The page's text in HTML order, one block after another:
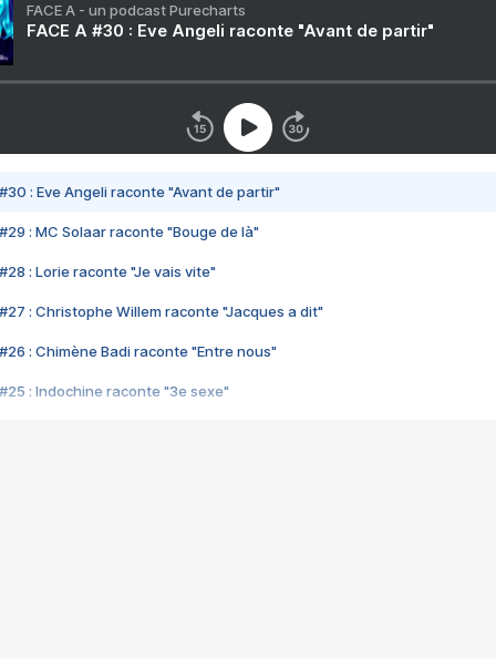
FACE A - un podcast Purecharts
FACE A #30 : Eve Angeli raconte "Avant de partir"
#30 : Eve Angeli raconte "Avant de partir"
#29 : MC Solaar raconte "Bouge de là"
#28 : Lorie raconte "Je vais vite"
#27 : Christophe Willem raconte "Jacques a dit"
#26 : Chimène Badi raconte "Entre nous"
#25 : Indochine raconte "3e sexe"